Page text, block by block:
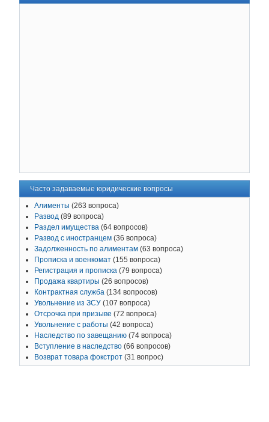
Часто задаваемые юридические вопросы
Алименты (263 вопроса)
Развод (89 вопроса)
Раздел имущества (64 вопросов)
Развод с иностранцем (36 вопроса)
Задолженность по алиментам (63 вопроса)
Прописка и военкомат (155 вопроса)
Регистрация и прописка (79 вопроса)
Продажа квартиры (26 вопросов)
Контрактная служба (134 вопросов)
Увольнение из ЗСУ (107 вопроса)
Отсрочка при призыве (72 вопроса)
Увольнение с работы (42 вопроса)
Наследство по завещанию (74 вопроса)
Вступление в наследство (66 вопросов)
Возврат товара фокстрот (31 вопрос)